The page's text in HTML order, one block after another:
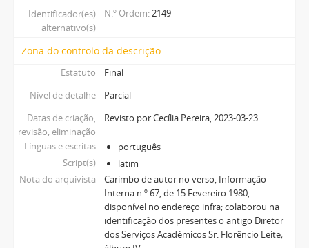
Identificador(es)
alternativo(s)
N.º Ordem 2149
Zona do controlo da descrição
Estatuto
Final
Nível de detalhe
Parcial
Datas de criação,
revisão, eliminação
Revisto por Cecília Pereira, 2023-03-23.
Línguas e escritas
português
Script(s)
latim
Nota do arquivista
Carimbo de autor no verso, Informação
Interna n.º 67, de 15 Fevereiro 1980,
disponível no endereço infra; colaborou na
identificação dos presentes o antigo Diretor
dos Serviços Académicos Sr. Florêncio Leite;